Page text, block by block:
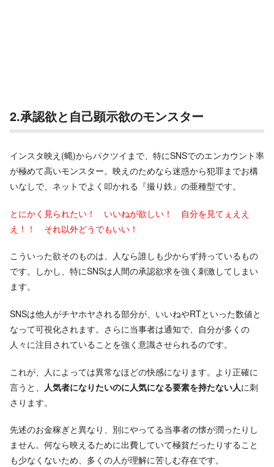
2.承認欲と自己顕示欲のモンスター
インスタ映え(蝿)からパクツイまで、特にSNSでのエンカウント率
が極めて高いモンスター。映えのためなら迷惑から犯罪までお構
いなしで、ネットでよく叩かれる『撮り鉄』の亜種型です。
とにかく見られたい！ いいねが欲しい！ 自分を見てぇええ
え！！ それ以外どうでもいい！
こういった欲そのものは、人なら誰しも少からず持っているもの
です。しかし、特にSNSは人間の承認欲求を強く刺激してしまい
ます。
SNSは他人がチヤホヤされる部分が、いいねやRTといった数値と
なって可視化されます。さらに当事者は通知で、自分が多くの
人々に注目されていることを強く意識させられるのです。
これが、人によっては異常なほどの快感になります。より正確に
言うと、
人気者になりたいのに人気になる要素を持たない人に刺
さります。
先述のお金稼ぎと異なり、別にやってる当事者の懐が潤ったりし
ません。何なら映えるために出費していて極貧だったりすること
も少なくないため、多くの人が理解に苦しむ存在です。